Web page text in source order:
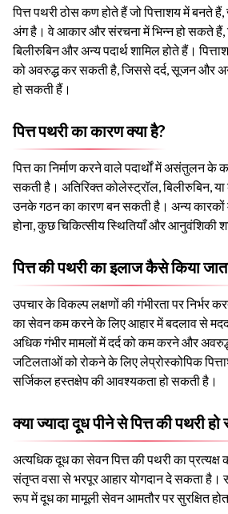
पित्त पथरी ठोस कण होते हैं जो पित्ताशय में बनते
अंग है। वे आकार और संरचना में भिन्न हो सकते
बिलीरुबिन और अन्य पदार्थ शामिल होते हैं।
को अवरुद्ध कर सकती है, जिससे दर्द, सूजन और
हो सकती हैं।
पित्त पथरी का कारण क्या है?
पित्त का निर्माण करने वाले पदार्थों में असंतुलन के
सकती है। अतिरिक्त कोलेस्ट्रॉल, बिलीरुबिन, या
उनके गठन का कारण बन सकती है। अन्य कारकों
होना, कुछ चिकित्सीय स्थितियाँ और आनुवंशिकी
पित्त की पथरी का इलाज कैसे किया
उपचार के विकल्प लक्षणों की गंभीरता पर निर्भर
का सेवन कम करने के लिए आहार में बदलाव से
अधिक गंभीर मामलों में दर्द को कम करने और
जटिलताओं को रोकने के लिए लेप्रोस्कोपिक
सर्जिकल हस्तक्षेप की आवश्यकता हो सकती है।
क्या ज्यादा दूध पीने से पित्त की पथरी
अत्यधिक दूध का सेवन पित्त की पथरी का प्रत्यक्ष
संतृप्त वसा से भरपूर आहार योगदान दे सकता
रूप में दूध का मामूली सेवन आमतौर पर सुरक्षित